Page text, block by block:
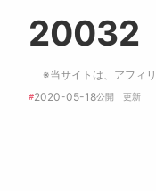
20032
※当サイトは、アフィ
#2020-05-18公開 更新